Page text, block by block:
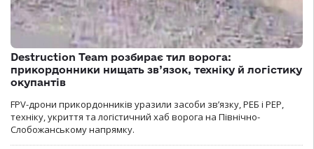
Destruction Team розбирає тил ворога:
прикордонники нищать зв’язок, техніку й логістику
окупантів
FPV-дрони прикордонників уразили засоби зв’язку, РЕБ і РЕР,
техніку, укриття та логістичний хаб ворога на Північно-
Слобожанському напрямку.